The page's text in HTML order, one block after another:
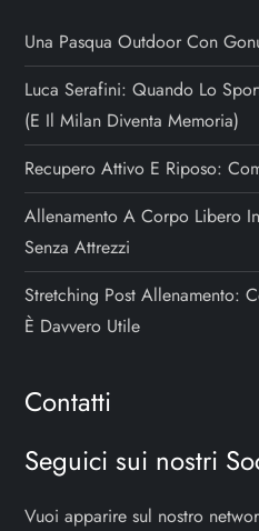
Una Pasqua Outdoor Con
Luca Serafini: Quando Lo
(e Il Milan Diventa Memoria)
Recupero Attivo E Riposo:
Allenamento A Corpo Libero
Senza Attrezzi
Stretching Post Allenamento:
È Davvero Utile
Contatti
Seguici sui nostri
Vuoi apparire sul nostro